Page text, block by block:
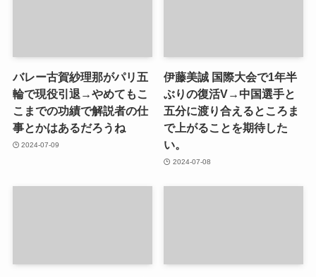
バレー古賀紗理那がパリ五
輪で現役引退→やめてもこ
こまでの功績で解説者の仕
事とかはあるだろうね
2024-07-09
伊藤美誠 国際大会で1年半
ぶりの復活V→中国選手と
五分に渡り合えるところま
で上がることを期待した
い。
2024-07-08